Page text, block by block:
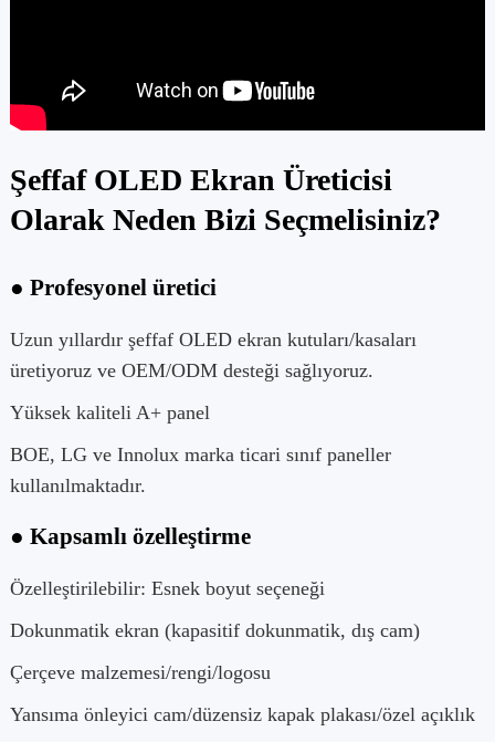
Şeffaf OLED Ekran Üreticisi
Olarak Neden Bizi Seçmelisiniz?
● Profesyonel üretici
Uzun yıllardır şeffaf OLED ekran kutuları/kasaları
üretiyoruz ve OEM/ODM desteği sağlıyoruz.
Yüksek kaliteli A+ panel
BOE, LG ve Innolux marka ticari sınıf paneller
kullanılmaktadır.
● Kapsamlı özelleştirme
Özelleştirilebilir: Esnek boyut seçeneği
Dokunmatik ekran (kapasitif dokunmatik, dış cam)
Çerçeve malzemesi/rengi/logosu
Yansıma önleyici cam/düzensiz kapak plakası/özel açıklık